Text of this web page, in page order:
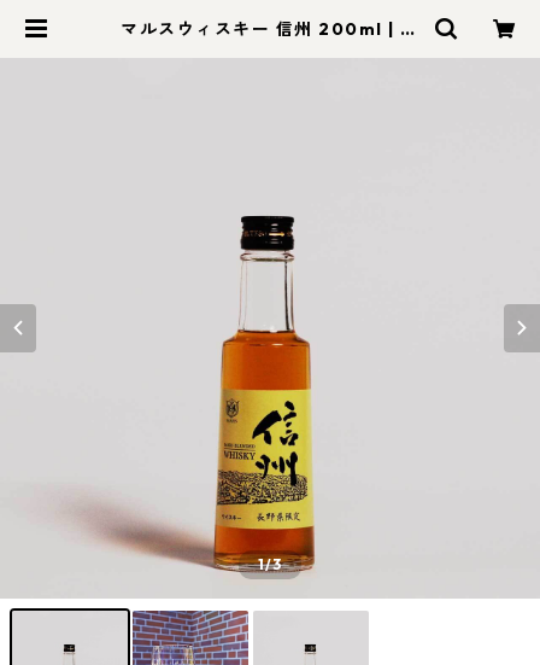
マルスウィスキー 信州 200ml | モ
1/3